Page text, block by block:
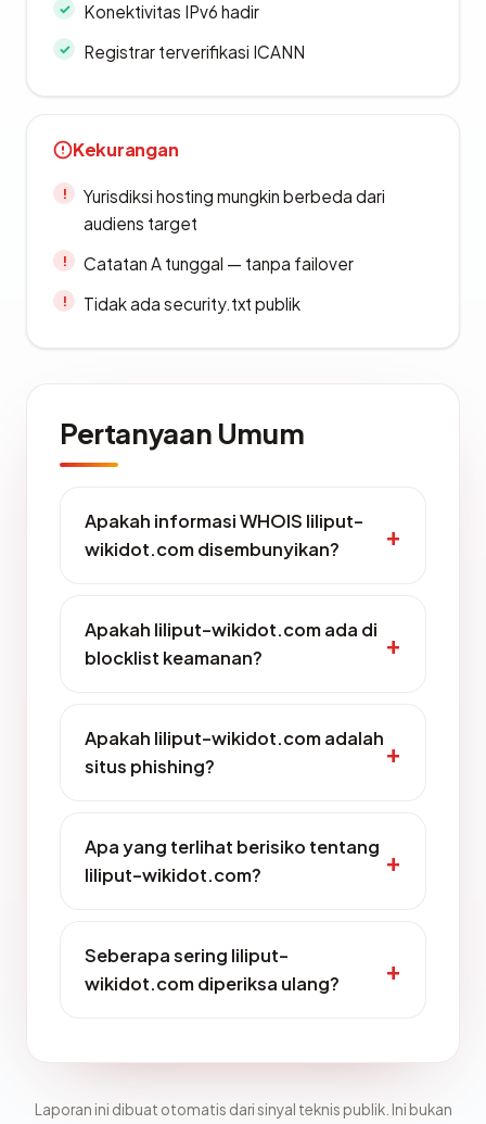
Konektivitas IPv6 hadir
Registrar terverifikasi ICANN
Kekurangan
Yurisdiksi hosting mungkin berbeda dari
audiens target
Catatan A tunggal — tanpa failover
Tidak ada security.txt publik
Pertanyaan Umum
Apakah informasi WHOIS liliput-
wikidot.com disembunyikan?
Apakah liliput-wikidot.com ada di
blocklist keamanan?
Apakah liliput-wikidot.com adalah
situs phishing?
Apa yang terlihat berisiko tentang
liliput-wikidot.com?
Seberapa sering liliput-
wikidot.com diperiksa ulang?
Laporan ini dibuat otomatis dari sinyal teknis publik. Ini bukan